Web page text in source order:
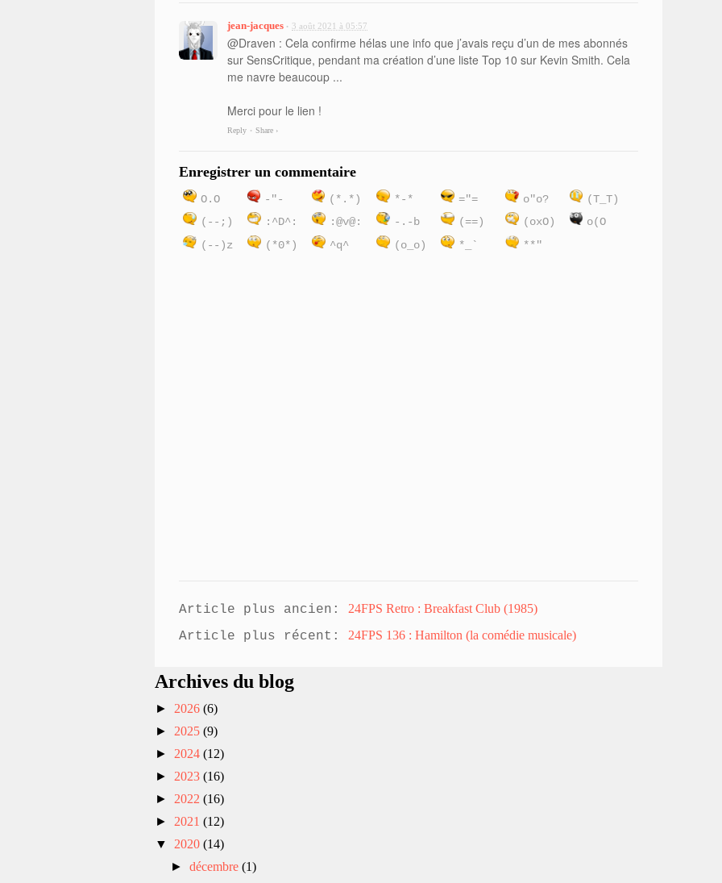
jean-jacques • 3 août 2021 à 05:57
@Draven : Cela confirme hélas une info que j’avais reçu d’un de mes abonnés
sur SensCritique, pendant ma création d’une liste Top 10 sur Kevin Smith. Cela
me navre beaucoup ...
Merci pour le lien !
Reply • Share ›
Enregistrer un commentaire
O.O -"- (*.*) *-* ="= o"o?
(T_T)
(--;)
:^D^: :@v@: -.-b (==) (oxO)
o(O
(--)z
(*0*) ^q^ (o_o) *_` **"
Article plus ancien: 24FPS Retro : Breakfast Club (1985)
Article plus récent: 24FPS 136 : Hamilton (la comédie musicale)
Archives du blog
► 2026 (6)
► 2025 (9)
► 2024 (12)
► 2023 (16)
► 2022 (16)
► 2021 (12)
▼ 2020 (14)
►décembre(1)